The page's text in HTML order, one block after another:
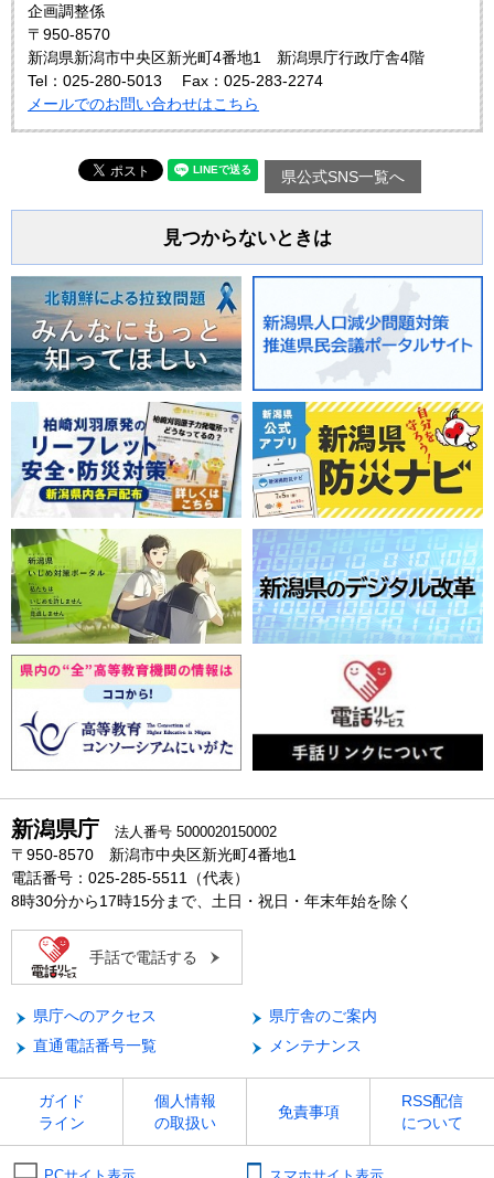
企画調整係
〒950-8570
新潟県新潟市中央区新光町4番地1 新潟県庁行政庁舎4階
Tel：025-280-5013
Fax：025-283-2274
メールでのお問い合わせはこちら
県公式SNS一覧へ
見つからないときは
新潟県庁 法人番号 5000020150002
〒950-8570 新潟市中央区新光町4番地1
電話番号：025-285-5511（代表）
8時30分から17時15分まで、土日・祝日・年末年始を除く
手話で電話する
県庁へのアクセス
県庁舎のご案内
直通電話番号一覧
メンテナンス
ガイド
ライン
個人情報
の取扱い
免責事項
RSS配信
について